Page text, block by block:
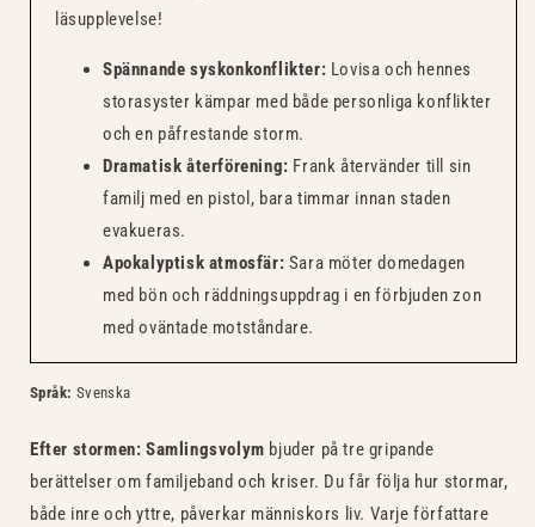
läsupplevelse!
Spännande syskonkonflikter: Lovisa och hennes
storasyster kämpar med både personliga konflikter
och en påfrestande storm.
Dramatisk återförening: Frank återvänder till sin
familj med en pistol, bara timmar innan staden
evakueras.
Apokalyptisk atmosfär: Sara möter domedagen
med bön och räddningsuppdrag i en förbjuden zon
med oväntade motståndare.
Språk: Svenska
Efter stormen: Samlingsvolym bjuder på tre gripande
berättelser om familjeband och kriser. Du får följa hur stormar,
både inre och yttre, påverkar människors liv. Varje författare